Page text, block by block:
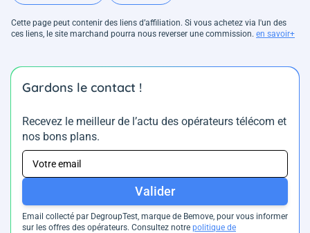
Cette page peut contenir des liens d’affiliation. Si vous achetez via l'un des
ces liens, le site marchand pourra nous reverser une commission. en savoir+
Gardons le contact !
Recevez le meilleur de l’actu des opérateurs télécom et
nos bons plans.
Valider
Email collecté par DegroupTest, marque de Bemove, pour vous informer
sur les offres des opérateurs. Consultez notre politique de